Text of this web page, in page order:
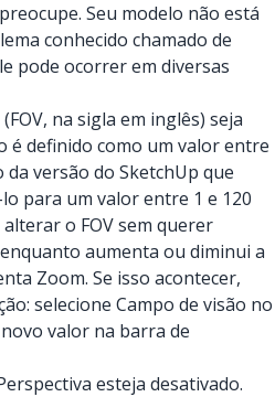
Seu modelo não está
conhecido chamado de
pode ocorrer em diversas
na sigla em inglês) seja
é definido como um valor entre
versão do SketchUp que
para um valor entre 1 e 120
o FOV sem querer
aumenta ou diminui a
Zoom. Se isso acontecer,
selecione Campo de visão no
valor na barra de
esteja desativado.